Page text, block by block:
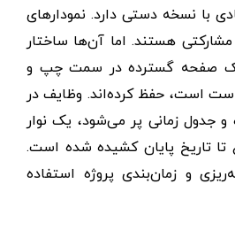
با نسخه دستی دارد. نمودارهای
مشارکتی هستند. اما آن‌ها ساختار
صفحه گسترده در سمت چپ و
است، حفظ کرده‌اند. وظایف در
زمانی پر می‌شود، یک نوار
تاریخ پایان کشیده شده است.
و زمان‌بندی پروژه استفاده